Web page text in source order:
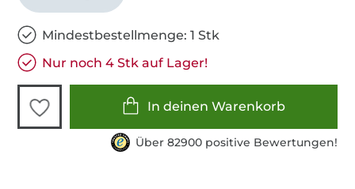
Mindestbestellmenge: 1 Stk
Nur noch 4 Stk auf Lager!
In deinen Warenkorb
Über 82900 positive Bewertungen!